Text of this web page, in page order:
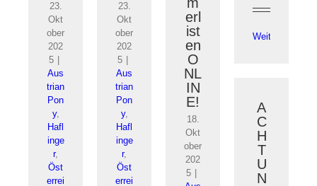
23.
Okt
ober
202
5
Aus
trian
Pon
y,
Hafl
inge
r,
Öst
errei
23.
Okt
ober
202
5
Aus
trian
Pon
y,
Hafl
inge
r,
Öst
errei
m
erl
ist
en
O
NL
IN
E!
18.
Okt
ober
202
5
Weiterlesen
A
C
H
T
U
N